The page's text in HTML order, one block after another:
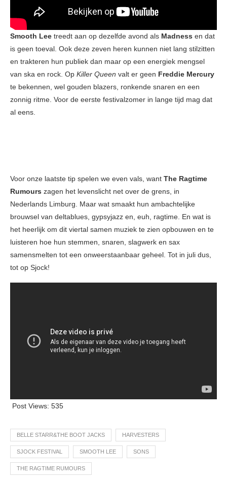
Smooth Lee treedt aan op dezelfde avond als Madness en dat
is geen toeval. Ook deze zeven heren kunnen niet lang stilzitten
en trakteren hun publiek dan maar op een energiek mengsel
van ska en rock. Op Killer Queen valt er geen Freddie Mercury
te bekennen, wel gouden blazers, ronkende snaren en een
zonnig ritme. Voor de eerste festivalzomer in lange tijd mag dat
al eens.
Voor onze laatste tip spelen we even vals, want The Ragtime
Rumours zagen het levenslicht net over de grens, in
Nederlands Limburg. Maar wat smaakt hun ambachtelijke
brouwsel van deltablues, gypsyjazz en, euh, ragtime. En wat is
het heerlijk om dit viertal samen muziek te zien opbouwen en te
luisteren hoe hun stemmen, snaren, slagwerk en sax
samensmelten tot een onweerstaanbaar geheel. Tot in juli dus,
tot op Sjock!
Post Views: 535
BELLE STARR&THE BOOT JACKS HARVESTERS
SJOCK FESTIVAL SMOOTH LEE SONS
THE RAGTIME RUMOURS